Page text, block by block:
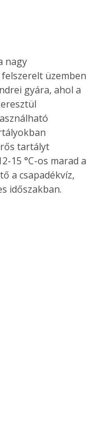
nagy
üzemben
gyára, ahol a
tartályt
15 °C-os marad a
a csapadékvíz,
időszakban.